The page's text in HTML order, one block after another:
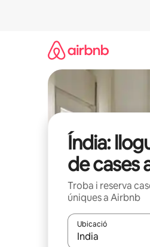
Índia:
de cases
Troba i reserva
úniques a Airbnb
Ubicació
Quan els resultats